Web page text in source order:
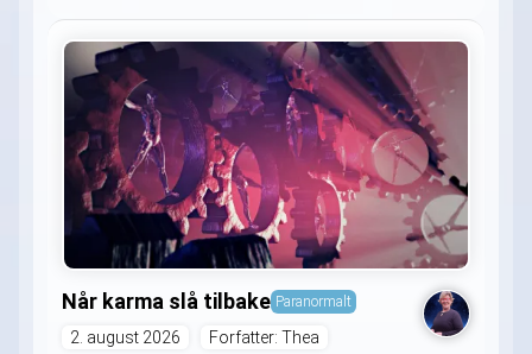
Når karma slå tilbake Paranormalt
2. august 2026 Forfatter: Thea